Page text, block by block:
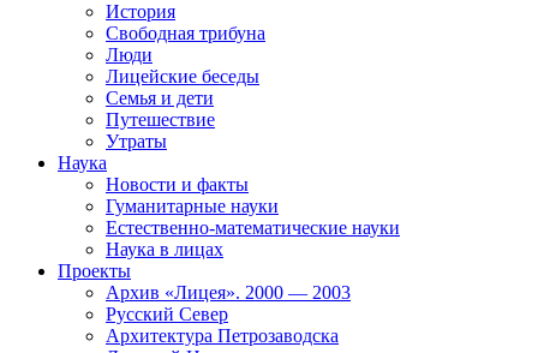
История
Свободная трибуна
Люди
Лицейские беседы
Семья и дети
Путешествие
Утраты
Наука
Новости и факты
Гуманитарные науки
Естественно-математические науки
Наука в лицах
Проекты
Архив «Лицея». 2000 — 2003
Русский Север
Архитектура Петрозаводска